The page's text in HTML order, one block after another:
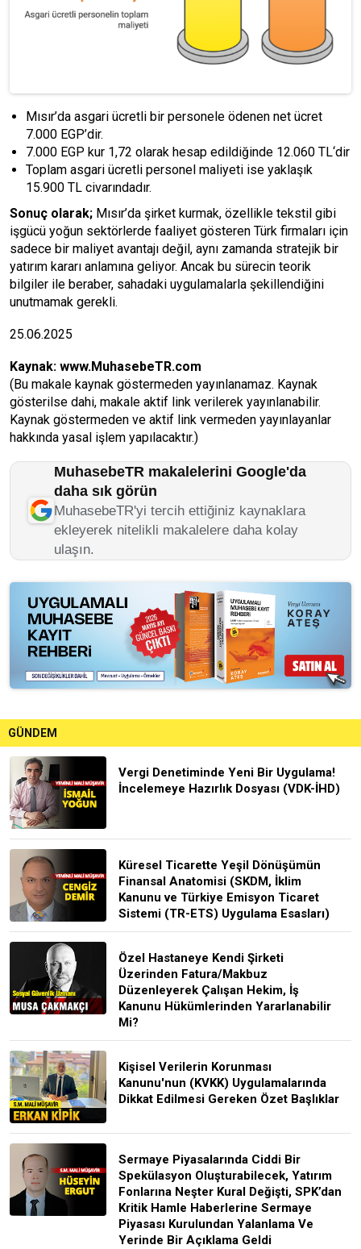
Mısır’da asgari ücretli bir personele ödenen net ücret
7.000 EGP’dir.
7.000 EGP kur 1,72 olarak hesap edildiğinde 12.060 TL‘dir
Toplam asgari ücretli personel maliyeti ise yaklaşık
15.900 TL civarındadır.
Sonuç olarak; Mısır’da şirket kurmak, özellikle tekstil gibi
işgücü yoğun sektörlerde faaliyet gösteren Türk firmaları için
sadece bir maliyet avantajı değil, aynı zamanda stratejik bir
yatırım kararı anlamına geliyor. Ancak bu sürecin teorik
bilgiler ile beraber, sahadaki uygulamalarla şekillendiğini
unutmamak gerekli.
25.06.2025
Kaynak: www.MuhasebeTR.com
(Bu makale kaynak göstermeden yayınlanamaz. Kaynak
gösterilse dahi, makale aktif link verilerek yayınlanabilir.
Kaynak göstermeden ve aktif link vermeden yayınlayanlar
hakkında yasal işlem yapılacaktır.)
MuhasebeTR makalelerini Google'da
daha sık görün
MuhasebeTR'yi tercih ettiğiniz kaynaklara
ekleyerek nitelikli makalelere daha kolay
ulaşın.
GÜNDEM
Vergi Denetiminde Yeni Bir Uygulama!
İncelemeye Hazırlık Dosyası (VDK-İHD)
Küresel Ticarette Yeşil Dönüşümün
Finansal Anatomisi (SKDM, İklim
Kanunu ve Türkiye Emisyon Ticaret
Sistemi (TR-ETS) Uygulama Esasları)
Özel Hastaneye Kendi Şirketi
Üzerinden Fatura/Makbuz
Düzenleyerek Çalışan Hekim, İş
Kanunu Hükümlerinden Yararlanabilir
Mi?
Kişisel Verilerin Korunması
Kanunu'nun (KVKK) Uygulamalarında
Dikkat Edilmesi Gereken Özet Başlıklar
Sermaye Piyasalarında Ciddi Bir
Spekülasyon Oluşturabilecek, Yatırım
Fonlarına Neşter Kural Değişti, SPK’dan
Kritik Hamle Haberlerine Sermaye
Piyasası Kurulundan Yalanlama Ve
Yerinde Bir Açıklama Geldi